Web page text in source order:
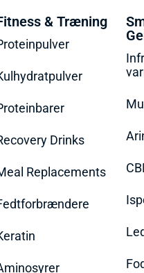
& Træning
Drinks
Replacements